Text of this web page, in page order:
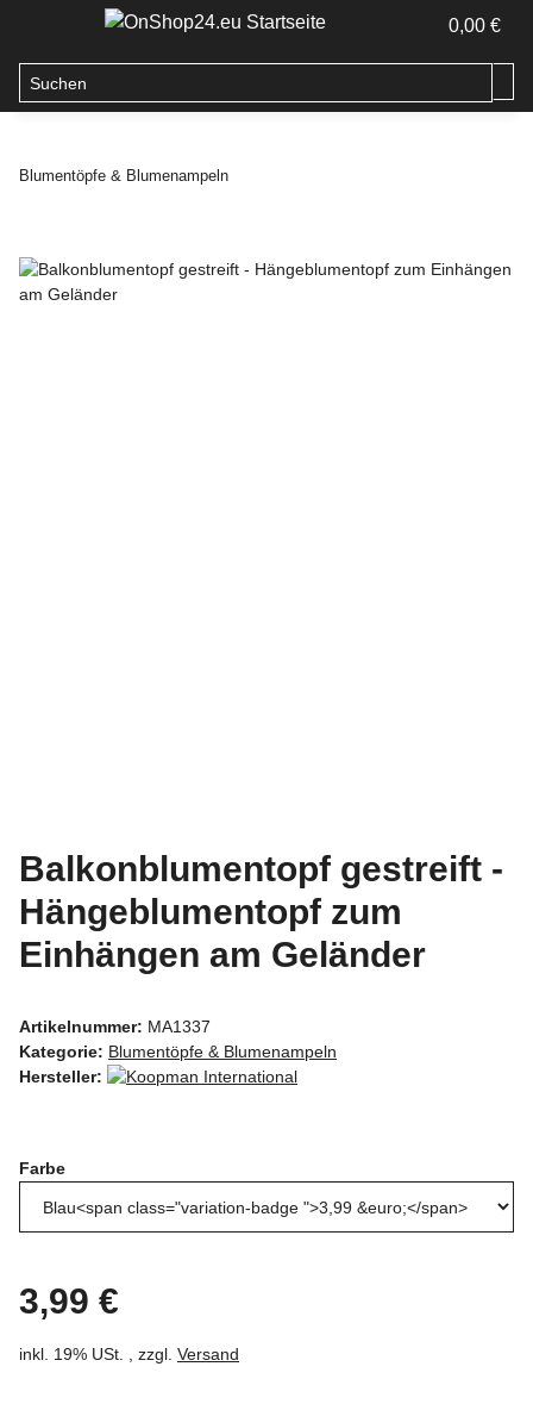
0,00 €
Blumentöpfe & Blumenampeln
Balkonblumentopf gestreift -
Hängeblumentopf zum
Einhängen am Geländer
Artikelnummer: MA1337
Kategorie: Blumentöpfe & Blumenampeln
Hersteller:
Farbe
3,99 €
inkl. 19% USt. , zzgl. Versand